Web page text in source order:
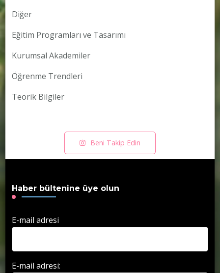
Diğer
Eğitim Programları ve Tasarımı
Kurumsal Akademiler
Öğrenme Trendleri
Teorik Bilgiler
Beni Takip Edin
Haber bültenine üye olun
E-mail adresi
E-mail adresi: